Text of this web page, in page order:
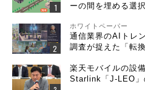
ーの間を埋める選
ホワイトペーパー
通信業界のAIトレ
調査が捉えた「転換
楽天モバイルの設
Starlink「J-LEO」